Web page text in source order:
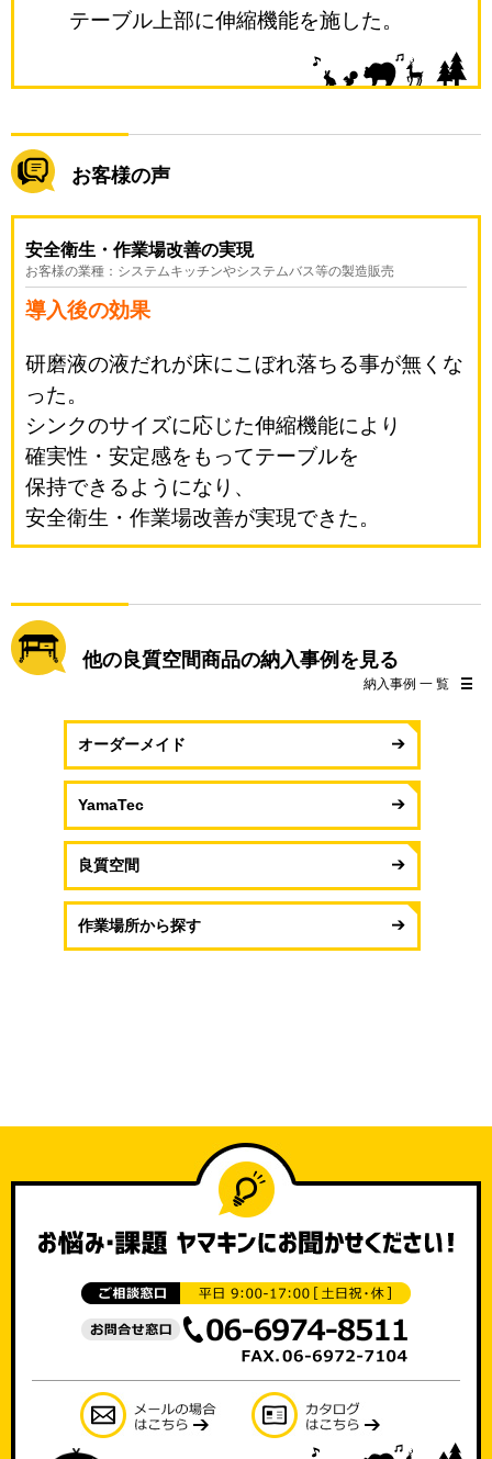
テーブル上部に伸縮機能を施した。
お客様の声
安全衛生・作業場改善の実現
お客様の業種：システムキッチンやシステムバス等の製造販売
導入後の効果
研磨液の液だれが床にこぼれ落ちる事が無くな
った。
シンクのサイズに応じた伸縮機能により
確実性・安定感をもってテーブルを
保持できるようになり、
安全衛生・作業場改善が実現できた。
他の良質空間商品の納入事例を見る
納入事例 一 覧
オーダーメイド
YamaTec
良質空間
作業場所から探す